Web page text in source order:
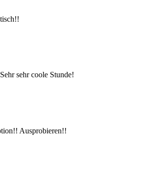
sehr coole Stunde!
Ausprobieren!!